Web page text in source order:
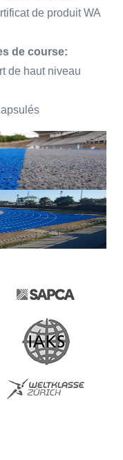
de produit WA
de course:
de haut niveau